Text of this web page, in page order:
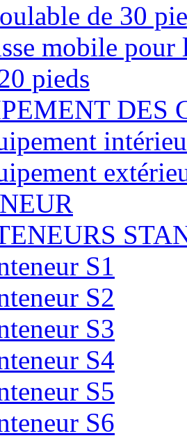
de 30
mobile pour
pieds
DES
S1
S2
S3
S4
S5
S6